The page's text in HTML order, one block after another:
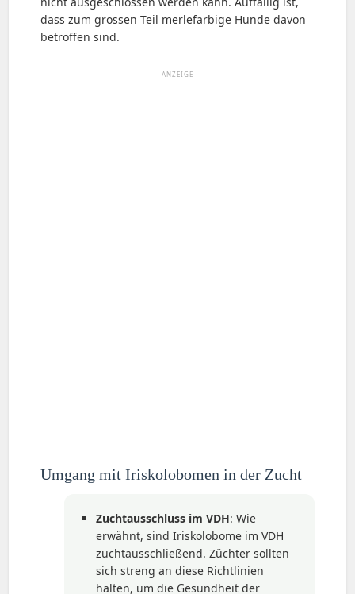
dass zum grossen Teil merlefarbige Hunde davon
betroffen sind.
— ANZEIGE —
Umgang mit Iriskolobomen in der Zucht
Zuchtausschluss im VDH: Wie
erwähnt, sind Iriskolobome im VDH
zuchtausschließend. Züchter sollten
sich streng an diese Richtlinien
halten, um die Gesundheit der